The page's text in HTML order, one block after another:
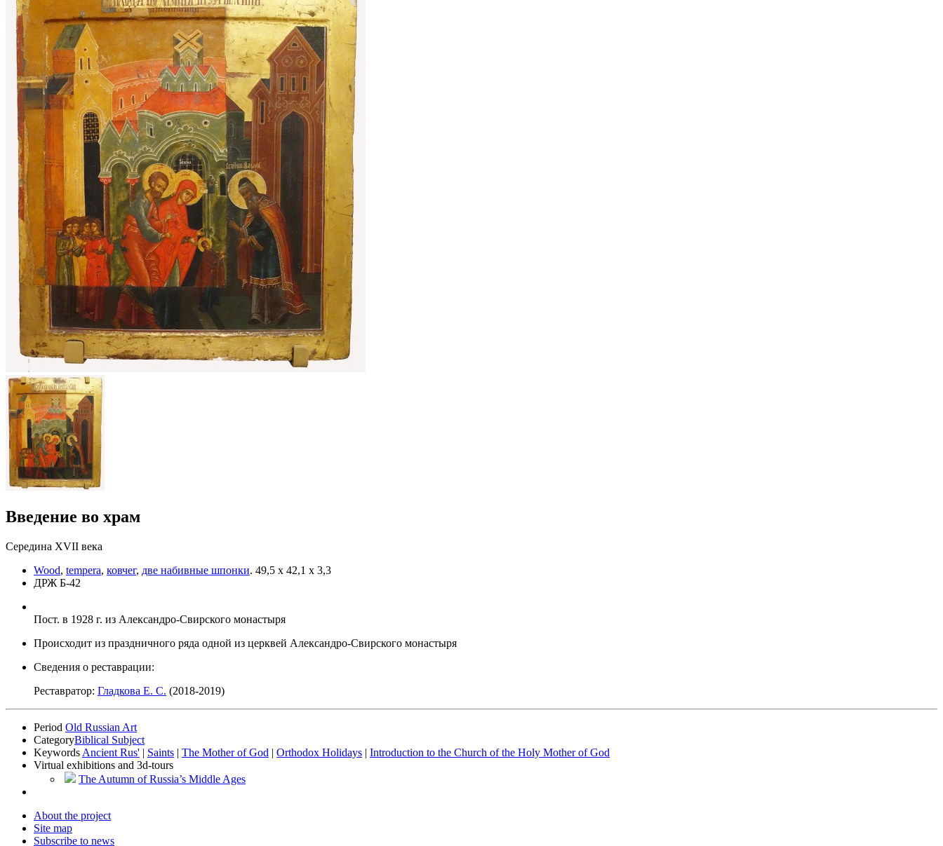
Введение во храм
Середина XVII века
Wood, tempera, ковчег, две набивные шпонки. 49,5 х 42,1 х 3,3
ДРЖ Б-42
Пост. в 1928 г. из Александро-Свирского монастыря
Происходит из праздничного ряда одной из церквей Александро-Свирского монастыря
Сведения о реставрации:
Реставратор: Гладкова Е. С. (2018-2019)
Period Old Russian Art
CategoryBiblical Subject
Keywords Ancient Rus' | Saints | The Mother of God | Orthodox Holidays | Introduction to the Church of the Holy Mother of God
Virtual exhibitions and 3d-tours
The Autumn of Russia’s Middle Ages
About the project
Site map
Subscribe to news